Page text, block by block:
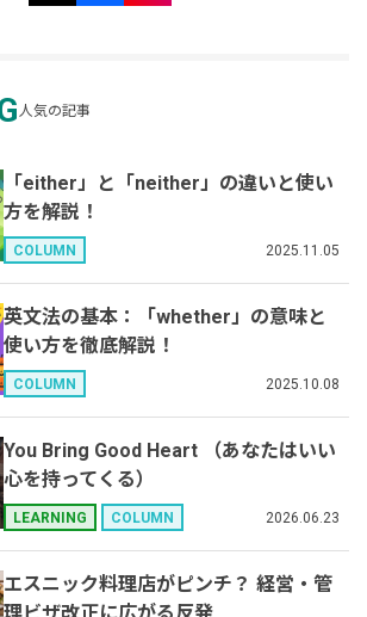
人気の記事
「either」と「neither」の違いと使い
方を解説！
COLUMN 2025.11.05
英文法の基本：「whether」の意味と
使い方を徹底解説！
COLUMN 2025.10.08
You Bring Good Heart （あなたはいい
心を持ってくる）
LEARNING COLUMN 2026.06.23
エスニック料理店がピンチ？ 経営・管